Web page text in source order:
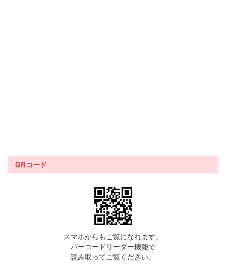
QRコード
スマホからもご覧になれます。
バーコードリーダー機能で
読み取ってご覧ください。